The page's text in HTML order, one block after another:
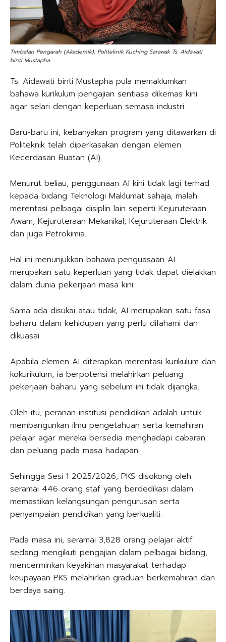
Timbalan Pengarah (Akademik), Politeknik Kuching Sarawak Ts. Aidawati
binti Mustapha
Ts. Aidawati binti Mustapha pula memaklumkan
bahawa kurikulum pengajian sentiasa dikemas kini
agar selari dengan keperluan semasa industri.
Baru-baru ini, kebanyakan program yang ditawarkan di
Politeknik telah diperkasakan dengan elemen
Kecerdasan Buatan (AI).
Menurut beliau, penggunaan AI kini tidak lagi terhad
kepada bidang Teknologi Maklumat sahaja, malah
merentasi pelbagai disiplin lain seperti Kejuruteraan
Awam, Kejuruteraan Mekanikal, Kejuruteraan Elektrik
dan juga Petrokimia.
Hal ini menunjukkan bahawa penguasaan AI
merupakan satu keperluan yang tidak dapat dielakkan
dalam dunia pekerjaan masa kini.
Sama ada disukai atau tidak, AI merupakan satu fasa
baharu dalam kehidupan yang perlu difahami dan
dikuasai.
Apabila elemen AI diterapkan merentasi kurikulum dan
kokurikulum, ia berpotensi melahirkan peluang
pekerjaan baharu yang sebelum ini tidak dijangka.
Oleh itu, peranan institusi pendidikan adalah untuk
membangunkan ilmu pengetahuan serta kemahiran
pelajar agar mereka bersedia menghadapi cabaran
dan peluang pada masa hadapan.
Sehingga Sesi 1 2025/2026, PKS disokong oleh
seramai 446 orang staf yang berdedikasi dalam
memastikan kelangsungan pengurusan serta
penyampaian pendidikan yang berkualiti.
Pada masa ini, seramai 3,828 orang pelajar aktif
sedang mengikuti pengajian dalam pelbagai bidang,
mencerminkan keyakinan masyarakat terhadap
keupayaan PKS melahirkan graduan berkemahiran dan
berdaya saing.